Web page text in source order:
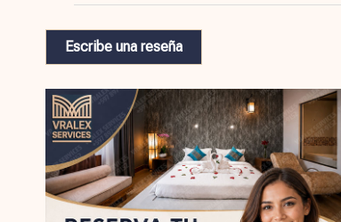
Escribe una reseña